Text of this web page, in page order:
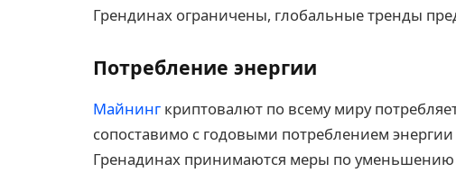
Грендинах ограничены, глобальные тренды
Потребление энергии
Майнинг криптовалют по всему миру
сопоставимо с годовыми потреблением
Гренадинах принимаются меры по уменьшению